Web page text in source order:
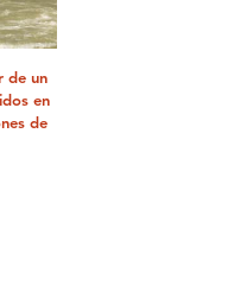
de un
en
de